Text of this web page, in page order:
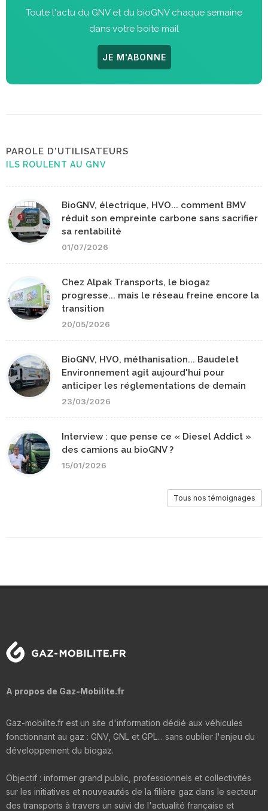
Toute l'actu du GNV et du bioGNV chaque semaine
dans votre boite mail
JE M'ABONNE
PAROLE D'UTILISATEURS
ILS ROULENT AU GNV
BioGNV, électrique, HVO... comment BMV
réduit son empreinte carbone sans sacrifier
sa rentabilité
01/07/2026
Chez Alpak Transports, le biogaz
progresse... mais le réseau freine encore la
transition
20/05/2026
BioGNV, HVO, méthanisation... Baudelet
Environnement agit aujourd'hui pour
anticiper les réglementations de demain
23/03/2026
Interview : que pense ce « Diesel Addict »
des camions au bioGNV ?
15/01/2026
Tous nos témoignages
A propos de Gaz-Mobilite.fr
Gaz-mobilite.fr est un site d'information dédié aux véhicules
fonctionnant au gaz : GNV, GNL et GPL... sans oublier l'enjeu du
développement du biogaz.
Objectif : informer grand public, professionnels et collectivités
sur les initiatives et nouveautés de la filière gaz dans le secteur
des transports à travers un suivi de l'actualité française et